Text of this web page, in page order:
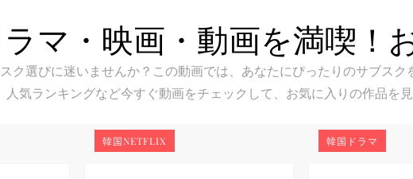
マ・映画・動画を満喫！
選びに迷いませんか？この動画では、あなたにぴったりのサブスク
人気ランキングなど今すぐ動画をチェックして、お気に入りの作品を見
韓国NETFLIX 韓国ドラマ